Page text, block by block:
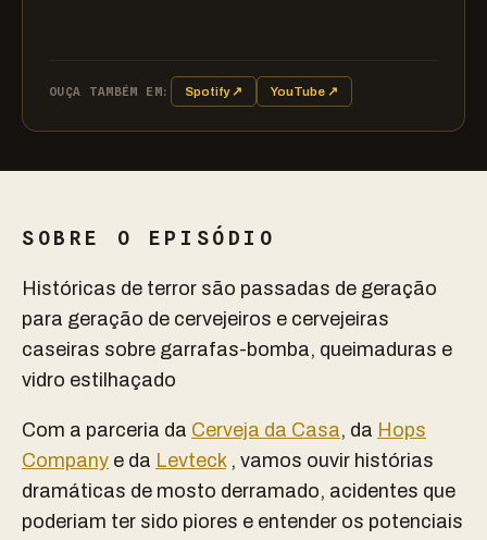
OUÇA TAMBÉM EM: Spotify ↗ YouTube ↗
SOBRE O EPISÓDIO
Históricas de terror são passadas de geração
para geração de cervejeiros e cervejeiras
caseiras sobre garrafas-bomba, queimaduras e
vidro estilhaçado
Com a parceria da Cerveja da Casa, da Hops
Company e da Levteck, vamos ouvir histórias
dramáticas de mosto derramado, acidentes que
poderiam ter sido piores e entender os potenciais